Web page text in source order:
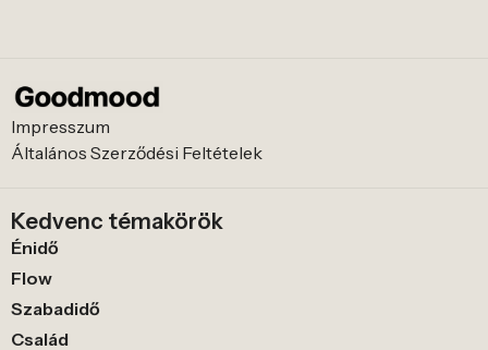
Impresszum
Általános Szerződési Feltételek
Kedvenc témakörök
Énidő
Flow
Szabadidő
Család